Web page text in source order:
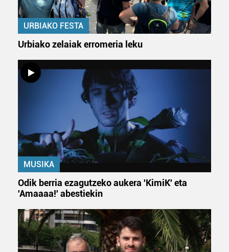
URBIAKO FESTA
Urbiako zelaiak erromeria leku
MUSIKA
Odik berria ezagutzeko aukera 'KimiK' eta
'Amaaaa!' abestiekin